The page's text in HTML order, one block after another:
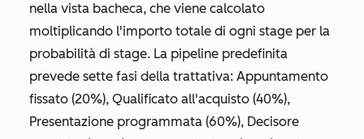
nella vista bacheca, che viene calcolato
moltiplicando l'importo totale di ogni stage per la
probabilità di stage. La pipeline predefinita
prevede sette fasi della trattativa: Appuntamento
fissato (20%), Qualificato all'acquisto (40%),
Presentazione programmata (60%), Decisore